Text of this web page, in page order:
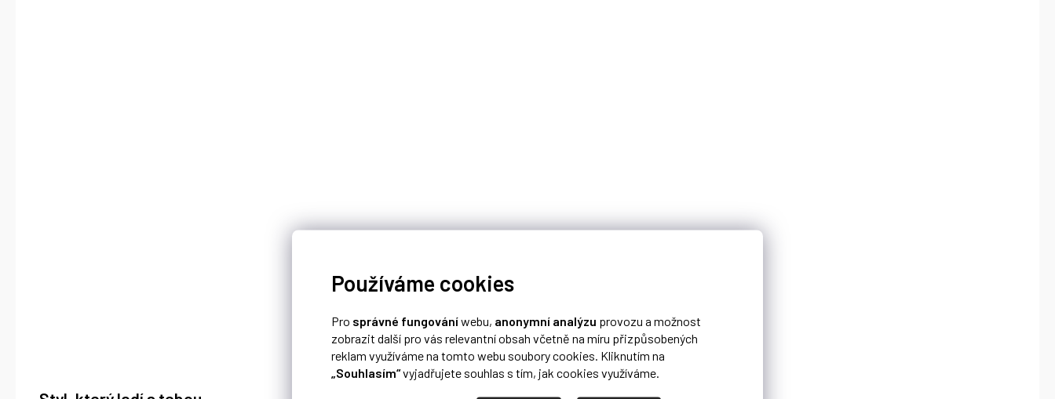
Používáme cookies
Pro správné fungováníwebu, anonymní analýzu provozu a možnost
zobrazit další pro vás relevantní obsah včetně na míru přizpůsobených
reklam využíváme na tomto webu soubory cookies. Kliknutím na
„Souhlasím“vyjadřujete souhlas s tím, jak cookies využíváme.